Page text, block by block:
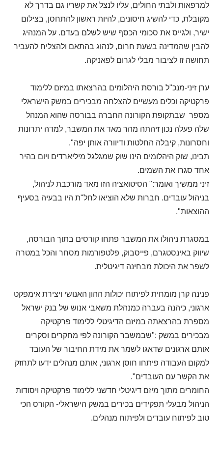
למרפאות ולבתי החולים, עליו לנצל את קשריו גם בדרך לא
מקובלת, כדי להשיג חיסונים, להיות ראשון להתחסן, בצילום
ישיר, ולגייס את סכומי הכסף שיש לשלם בעדם. על המנהיג
להבין שהמדינה בשעת חרום, לנהוג בהתאם ולהצליח להעביר
תחושה זו לציבור מבלי לגרום לפאניקה.
ערן זיני-מנכ"ל בורסת היהלומים בהרצאתו במיזם ללימוד
פרקטיקה וכלים מעשיים להצלחה מבכירים במשק הישראלי
מספר שבתקופת הקורונה החברה בבורסה שהוא המנהל
שלה פעלה נכון זיהתה מהר מאד את המשבר, למדה יתרונות
וחסרונות, קיבלה החלטות ודיוורה אותן יפה".
תבינו, שוק היהלומים הינו שוק שמגלגל מיליארדים ויום בהיר
אחד סגרו את השמים.
זיני ממשיך ואומר:" הסיטואציה הזו מאד מורכבת לניהול,
בניהול עובדים. חברות שלא הוציאו לחל"ת היו בבעיה בסעיף
ההוצאות".
במסגרת ניהולו את המשבר פתחו קורסים בתוך הבורסה,
שיווק באינסטגרם, פייסבוק, פלטפורמות מסחר והכל במטרה
לשפר את היכולת מבחינה דיגיטלית.
פנינה קרן מומחית לפיתוח יכולות ההון האנושי ויצירת אימפקט
ארגוני, כיהנה בעברה כמנהלת משאבי אנוש של בנק ישראל
מספרת בהרצאתה במיזם הדיגיטלי ללימוד פרקטיקה
מבכירים במשק :"שבמשבר הקורונה לפי מחקרים וסקרים
אותם ארגונים שדאגו לשמר את מידת החיבור של העובד
למקום העבודה פיתחו חוסן ארגוני, אותם מנהלים ידעו לתחזק
את הקשר עם העובדים".
החומרים מתוך מיזם דיגיטלי חדשני ללימוד פרקטיקה ויסודות
הניהול מבעלי תפקידים בכירים במשק הישראלי- הקורס הכי
טוב לפיתוח עובדים ולפיתוח מנהלים.